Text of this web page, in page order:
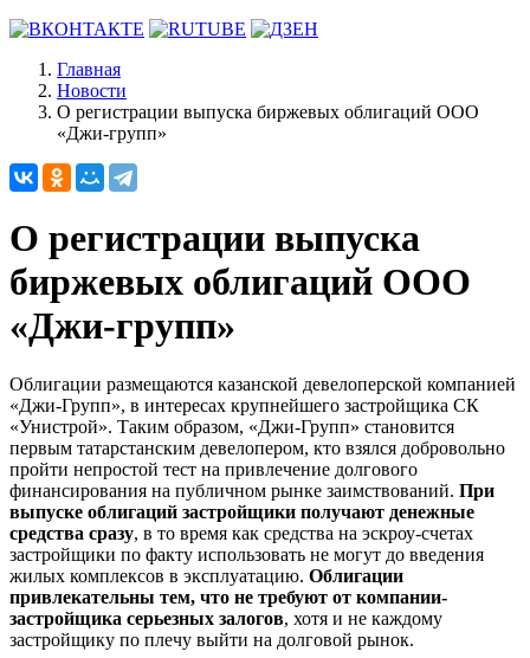
Главная
Новости
О регистрации выпуска биржевых облигаций ООО
«Джи-групп»
О регистрации выпуска
биржевых облигаций ООО
«Джи-групп»
Облигации размещаются казанской девелоперской компанией
«Джи-Групп», в интересах крупнейшего застройщика СК
«Унистрой». Таким образом, «Джи-Групп» становится
первым татарстанским девелопером, кто взялся добровольно
пройти непростой тест на привлечение долгового
финансирования на публичном рынке заимствований. При
выпуске облигаций застройщики получают денежные
средства сразу, в то время как средства на эскроу-счетах
застройщики по факту использовать не могут до введения
жилых комплексов в эксплуатацию. Облигации
привлекательны тем, что не требуют от компании-
застройщика серьезных залогов, хотя и не каждому
застройщику по плечу выйти на долговой рынок.